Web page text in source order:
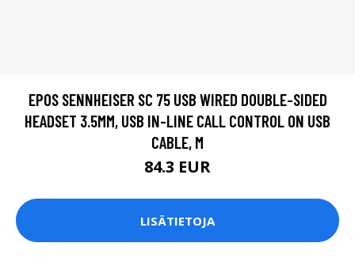
EPOS SENNHEISER SC 75 USB WIRED DOUBLE-SIDED
HEADSET 3.5MM, USB IN-LINE CALL CONTROL ON USB
CABLE, M
84.3 EUR
LISÄTIETOJA